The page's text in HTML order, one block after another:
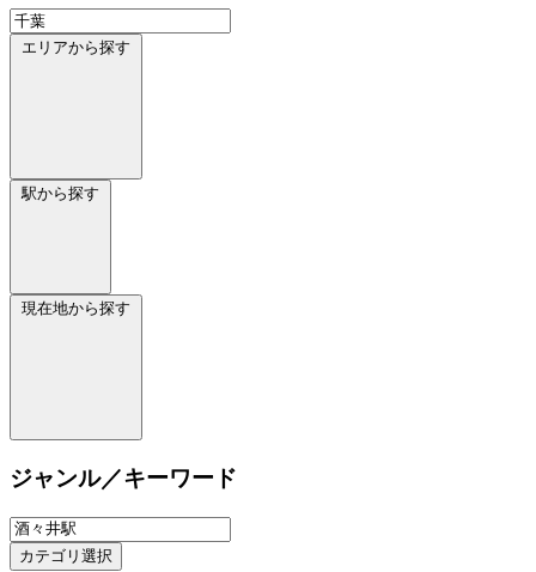
エリアから探す
駅から探す
現在地から探す
ジャンル／キーワード
カテゴリ選択